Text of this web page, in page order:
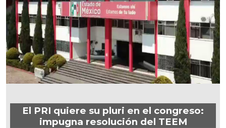
El PRI quiere su pluri en el congreso:
impugna resolución del TEEM